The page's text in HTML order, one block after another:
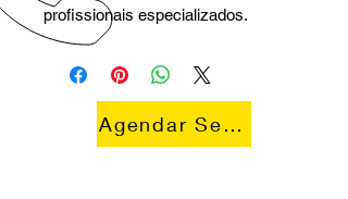
profissionais especializados.
Agendar Serviço